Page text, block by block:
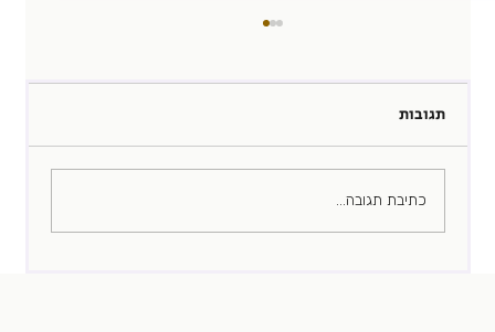
איכות היא לא מילה גסה
תגובות
כתיבת תגובה...